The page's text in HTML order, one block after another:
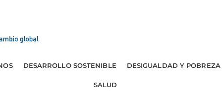
DESARROLLO SOSTENIBLE DESIGUALDAD Y POBREZA
SALUD